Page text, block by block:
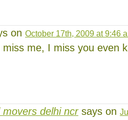
on October 17th, 2009 at 9:46
miss me, I miss you even
delhi ncrsays on